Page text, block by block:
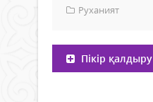
Руханият
Пікір қалдыру